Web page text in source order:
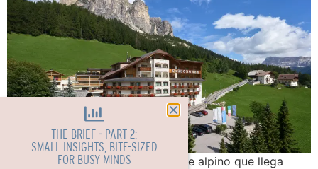
Rodeado de un encantador paisaje alpino que llega
THE BRIEF - PART 2:
SMALL INSIGHTS, BITE-SIZED
FOR BUSY MINDS